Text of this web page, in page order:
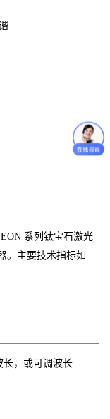
系列钛宝石激光
。主要技术指标如
长，或可调波长